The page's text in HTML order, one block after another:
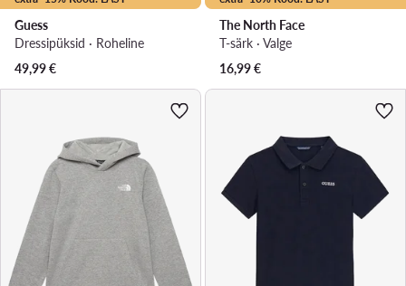
Guess
Dressipüksid · Roheline
49,99€
The North Face
T-särk · Valge
16,99€